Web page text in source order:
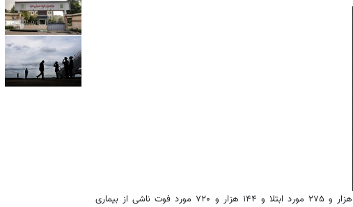
همچنین ایران با مجموع هفت میلیون و ۵۶۲ هزار و ۲۷۵ مورد ابتلا و ۱۴۴ هزار و ۷۲۰ مورد فوت ناشی از بیماری